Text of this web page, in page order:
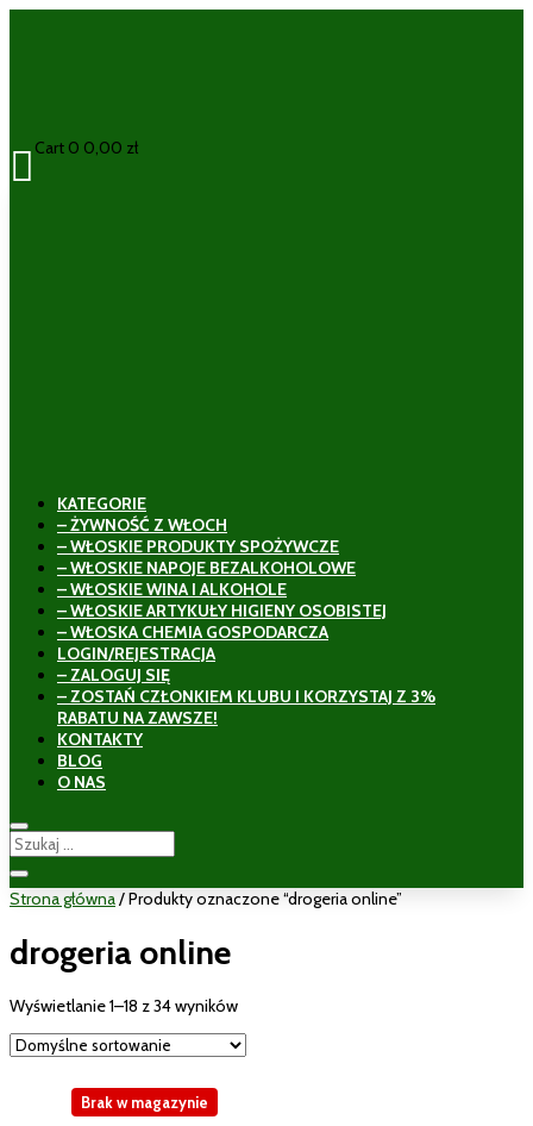
 Cart 0 0,00 zł
KATEGORIE
– ŻYWNOŚĆ Z WŁOCH
– WŁOSKIE PRODUKTY SPOŻYWCZE
– WŁOSKIE NAPOJE BEZALKOHOLOWE
– WŁOSKIE WINA I ALKOHOLE
– WŁOSKIE ARTYKUŁY HIGIENY OSOBISTEJ
– WŁOSKA CHEMIA GOSPODARCZA
LOGIN/REJESTRACJA
– ZALOGUJ SIĘ
– ZOSTAŃ CZŁONKIEM KLUBU I KORZYSTAJ Z 3%
RABATU NA ZAWSZE!
KONTAKTY
BLOG
O NAS
Strona główna/ Produkty oznaczone “drogeria online”
drogeria online
Wyświetlanie 1–18 z 34 wyników
Brak w magazynie